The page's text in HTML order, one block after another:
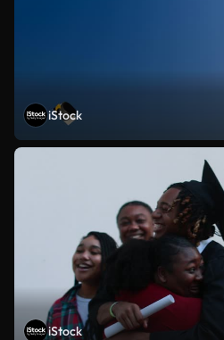
iStock
iStock